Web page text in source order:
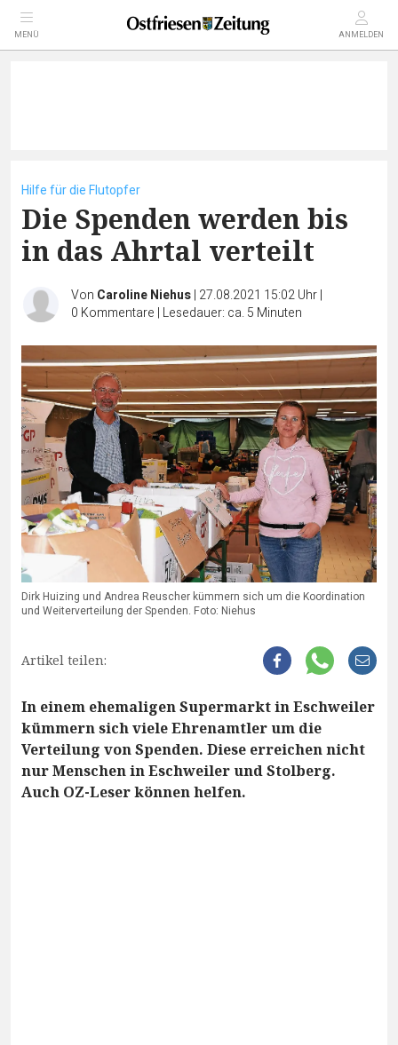
MENÜ ANMELDEN
Hilfe für die Flutopfer
Die Spenden werden bis
in das Ahrtal verteilt
Von Caroline Niehus| 27.08.2021 15:02 Uhr|
0 Kommentare | Lesedauer: ca. 5 Minuten
Dirk Huizing und Andrea Reuscher kümmern sich um die Koordination
und Weiterverteilung der Spenden. Foto: Niehus
Artikel teilen:
In einem ehemaligen Supermarkt in Eschweiler
kümmern sich viele Ehrenamtler um die
Verteilung von Spenden. Diese erreichen nicht
nur Menschen in Eschweiler und Stolberg.
Auch OZ-Leser können helfen.